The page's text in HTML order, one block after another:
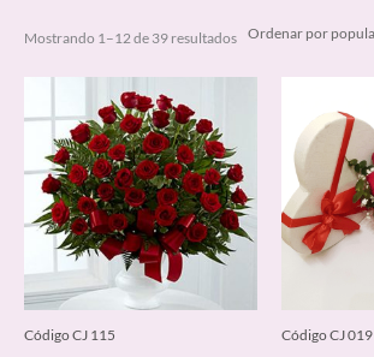
Mostrando 1–12 de 39 resultados
Código CJ 115 Código CJ 019